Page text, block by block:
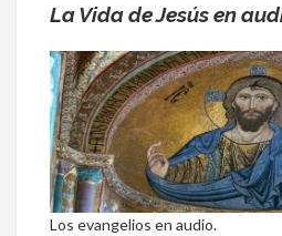
La Vida de Jesús en
Los evangelios en audio.